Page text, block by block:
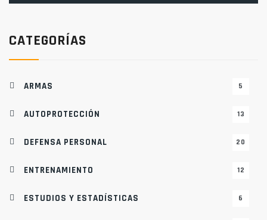
CATEGORÍAS
ARMAS 5
AUTOPROTECCIÓN 13
DEFENSA PERSONAL 20
ENTRENAMIENTO 12
ESTUDIOS Y ESTADÍSTICAS 6